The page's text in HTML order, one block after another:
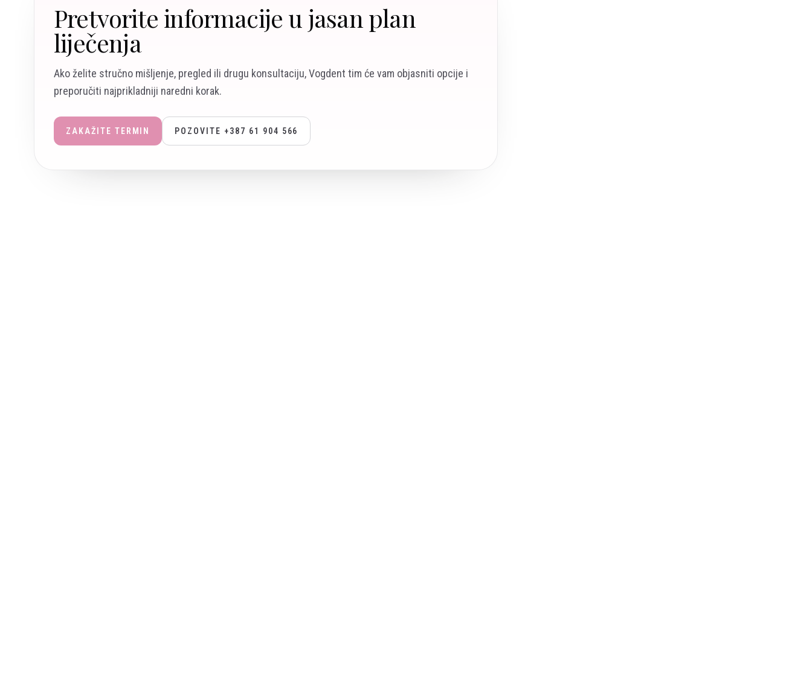
Pretvorite informacije u jasan plan
liječenja
Ako želite stručno mišljenje, pregled ili drugu konsultaciju, Vogdent tim će vam objasniti opcije i
preporučiti najprikladniji naredni korak.
ZAKAŽITE TERMIN POZOVITE +387 61 904 566